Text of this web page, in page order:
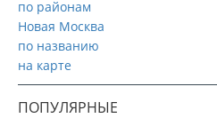
по районам
Новая Москва
по названию
на карте
ПОПУЛЯРНЫЕ